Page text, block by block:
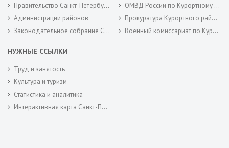
Правительство Санкт-Петербурга
Администрации районов
Законодательное собрание Санкт-Петербурга
ОМВД России по Курортному району
Прокуратура Курортного района
Военный комиссариат по Курортному районам города Санкт-Петербурга
НУЖНЫЕ ССЫЛКИ
Труд и занятость
Культура и туризм
Статистика и аналитика
Интерактивная карта Санкт-Петербурга